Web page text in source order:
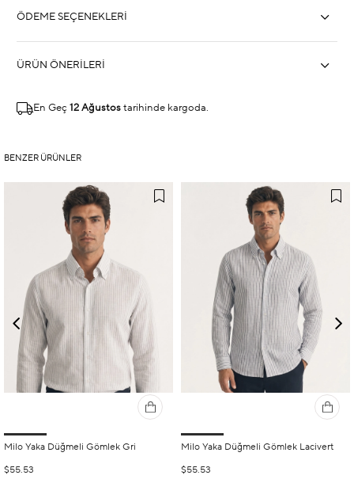
ÖDEME SEÇENEKLERI
ÜRÜN ÖNERILERI
En Geç 12 Ağustos tarihinde kargoda.
BENZER ÜRÜNLER
Milo Yaka Düğmeli Gömlek Gri
$55.53
Milo Yaka Düğmeli Gömlek Lacivert
$55.53